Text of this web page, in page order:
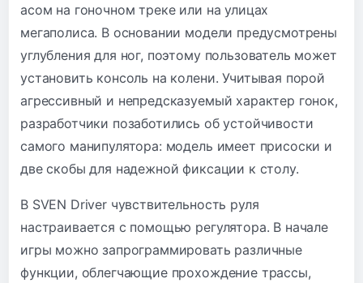
асом на гоночном треке или на улицах
мегаполиса. В основании модели предусмотрены
углубления для ног, поэтому пользователь может
установить консоль на колени. Учитывая порой
агрессивный и непредсказуемый характер гонок,
разработчики позаботились об устойчивости
самого манипулятора: модель имеет присоски и
две скобы для надежной фиксации к столу.
В SVEN Driver чувствительность руля
настраивается с помощью регулятора. В начале
игры можно запрограммировать различные
функции, облегчающие прохождение трассы,